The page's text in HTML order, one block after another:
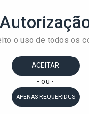
Rua Dr. José
275, sala 709/710,
Stiep, Salvador/